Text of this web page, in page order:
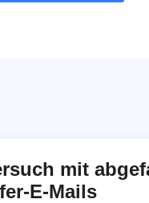
mit
E-Mails